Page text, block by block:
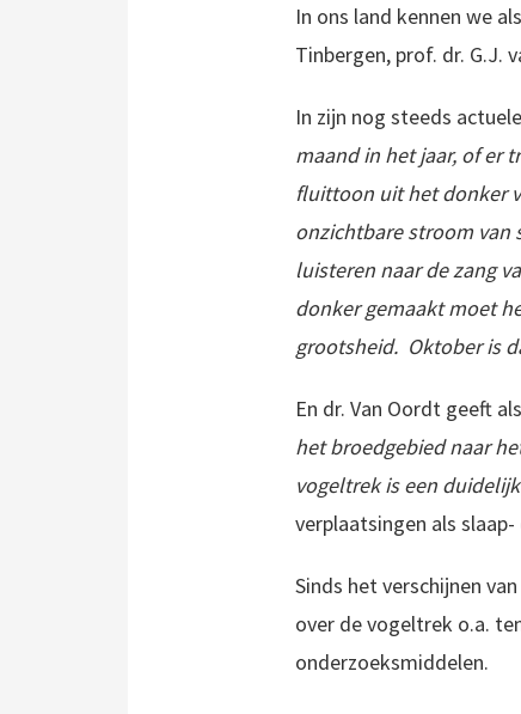
In ons land kennen we
Tinbergen, prof. dr. G.J.
In zijn nog steeds
maand in het jaar, of er
fluittoon uit het donker
onzichtbare stroom van
luisteren naar de zang
donker gemaakt moet
grootsheid. Oktober is
En dr. Van Oordt geeft
het broedgebied naar
vogeltrek is een
verplaatsingen als
Sinds het verschijnen
over de vogeltrek o.a.
onderzoeksmiddelen.